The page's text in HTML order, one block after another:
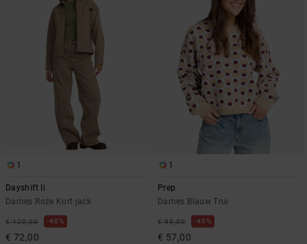
1
Dayshift Ii
Dames Roze Kort jack
€ 120,00 40%
€ 72,00
1
Prep
Dames Blauw Trui
€ 95,00 40%
€ 57,00